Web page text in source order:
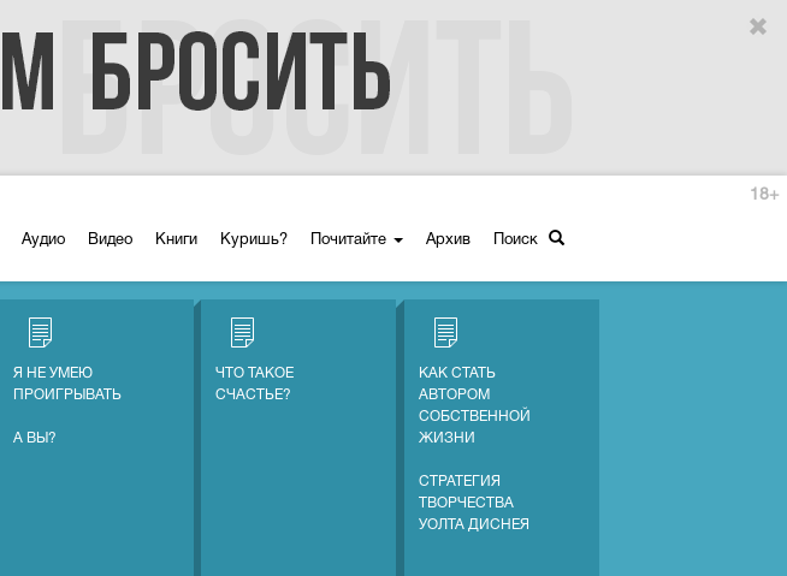
Аудио Видео Книги Куришь? Почитайте Архив Поиск
18+
Я НЕ УМЕЮ
ПРОИГРЫВАТЬ
А ВЫ?
ЧТО ТАКОЕ
СЧАСТЬЕ?
КАК СТАТЬ
АВТОРОМ
СОБСТВЕННОЙ
ЖИЗНИ
СТРАТЕГИЯ
ТВОРЧЕСТВА
УОЛТА ДИСНЕЯ